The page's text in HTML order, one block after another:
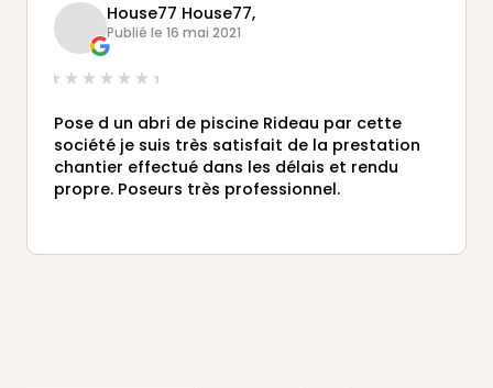
House77 House77,
Publié le 16 mai 2021
Pose d un abri de piscine Rideau par cette
société je suis très satisfait de la prestation
chantier effectué dans les délais et rendu
propre. Poseurs très professionnel.